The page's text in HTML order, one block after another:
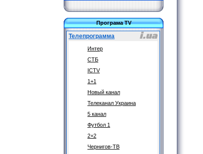
Програма TV
Телепрограмма
Интер
СТБ
ICTV
1+1
Новый канал
Телеканал Украина
5 канал
Футбол 1
2+2
Чернигов-ТВ